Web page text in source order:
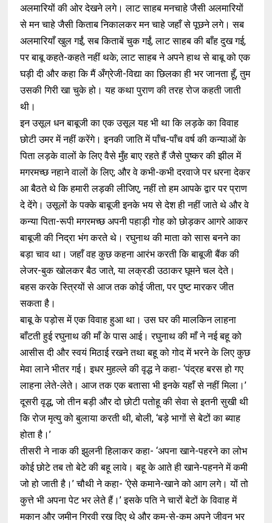
अलमारियों की ओर देखने लगे। लाट साहब मनचाहे जैसी अलमारियों
से मन चाहे जैसी किताब निकालकर मन चाहे जहाँ से पूछने लगे। सब
अलमारियाँ खुल गईं, सब किताबें चुक गईं, लाट साहब की बाँह दुख गई,
पर बाबू कहते-कहते नहीं थके; लाट साहब ने अपने हाथ से बाबू को एक
घड़ी दी और कहा कि मैं अँग्रेजी-विद्या का छिलका ही भर जानता हूँ, तुम
उसकी गिरी खा चुके हो। यह कथा पुराण की तरह रोज कहती जाती
थी।
इन उसूल धन बाबूजी का एक उसूल यह भी था कि लड़के का विवाह
छोटी उमर में नहीं करेंगे। इनकी जाति में पाँच-पाँच वर्ष की कन्याओं के
पिता लड़के वालों के लिए वैसे मुँह बाए रहते हैं जैसे पुष्कर की झील में
मगरमच्छ नहाने वालों के लिए; और वे कभी-कभी दरवाजे पर धरना देकर
आ बैठते थे कि हमारी लड़की लीजिए, नहीं तो हम आपके द्वार पर प्राण
दे देंगे। उसूलों के पक्के बाबूजी इनके भय से देश ही नहीं जाते थे और वे
कन्या पिता-रूपी मगरमच्छ अपनी पहाड़ी गोह को छोड़कर आगरे आकर
बाबूजी की निद्रा भंग करते थे। रघुनाथ की माता को सास बनने का
बड़ा चाव था। जहाँ वह कुछ कहना आरंभ करती कि बाबूजी बैंक की
लेजर-बुक खोलकर बैठ जाते, या लक्रडी उठाकर घूमने चल देते।
बहस करके स्त्रियों से आज तक कोई जीता, पर पुष्ट मारकर जीत
सकता है।
बाबू के पड़ोस में एक विवाह हुआ था। उस घर की मालकिन लाहना
बाँटती हुई रघुनाथ की माँ के पास आई। रघुनाथ की माँ ने नई बहू को
आसीस दी और स्वयं मिठाई रखने तथा बहू को गोद में भरने के लिए कुछ
मेवा लाने भीतर गई। इधर मुहल्ले की वृद्ध ने कहा- ‘पंद्रह बरस हो गए
लाहना लेते-लेते। आज तक एक बतासा भी इनके यहाँ से नहीं मिला।’
दूसरी वृद्ध, जो तीन बड़ी और दो छोटी पतोहू की सेवा से इतनी सुखी थी
कि रोज मृत्यु को बुलाया करती थी, बोली, ‘बड़े भागों से बेटों का ब्याह
होता है।’
तीसरी ने नाक की झुलनी हिलाकर कहा- ‘अपना खाने-पहरने का लोभ
कोई छोटे तब तो बेटे की बहू लावे। बहू के आते ही खाने-पहनने में कमी
जो हो जाती है।’ चौथी ने कहा- ‘ऐसे कमाने-खाने को आग लगे। यों तो
कुत्ते भी अपना पेट भर लेते हैं।’ इसके पति ने चारों बेटों के विवाह में
मकान और जमीन गिरवी रख दिए थे और कम-से-कम अपने जीवन भर